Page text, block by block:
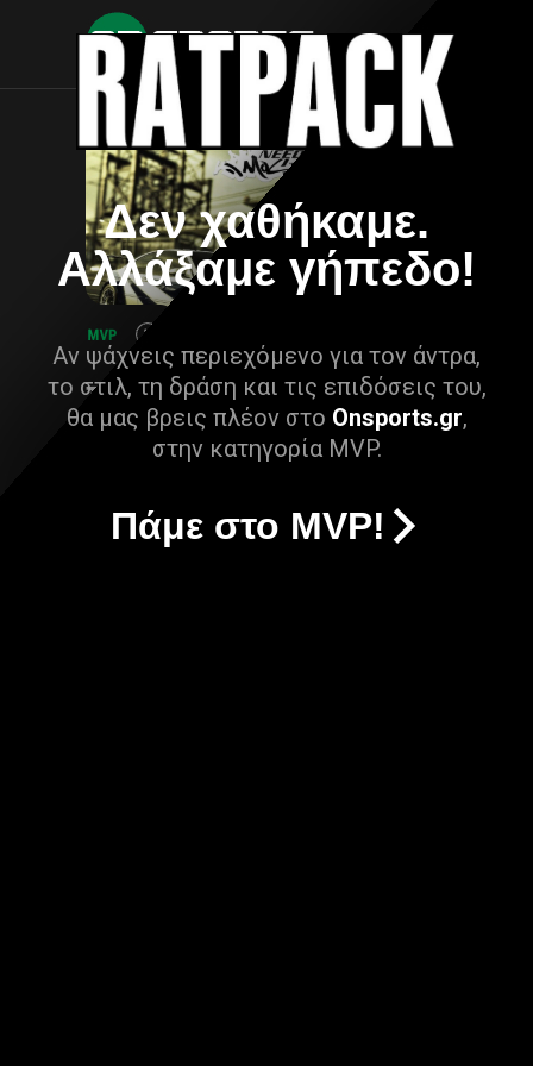
Δεν χαθήκαμε.
Αλλάξαμε γήπεδο!
Αν ψάχνεις περιεχόμενο για τον άντρα,
το στιλ, τη δράση και τις επιδόσεις του,
θα μας βρεις πλέον στο Onsports.gr,
στην κατηγορία MVP.
Πάμε στο MVP!